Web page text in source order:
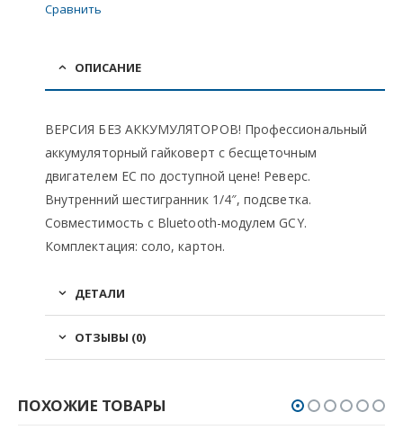
Сравнить
ОПИСАНИЕ
ВЕРСИЯ БЕЗ АККУМУЛЯТОРОВ! Профессиональный
аккумуляторный гайковерт c бесщеточным
двигателем EC по доступной цене! Реверс.
Внутренний шестигранник 1/4″, подсветка.
Совместимость с Bluetooth-модулем GCY.
Комплектация: соло, картон.
ДЕТАЛИ
ОТЗЫВЫ (0)
ПОХОЖИЕ ТОВАРЫ